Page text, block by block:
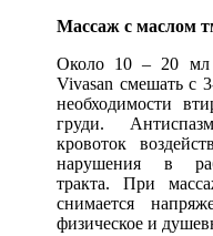
Массаж с маслом
Около 10 – 20 мл
Vivasan смешать с
необходимости
груди.
кровоток
нарушения в
тракта. При
снимается
физическое и